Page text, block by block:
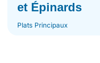
et Épinards
Plats Principaux